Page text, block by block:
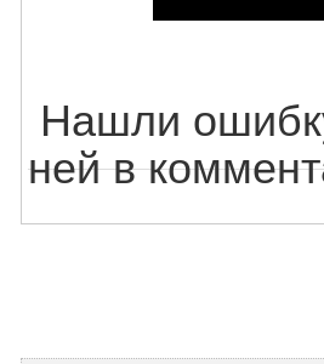
Нашли
ней в